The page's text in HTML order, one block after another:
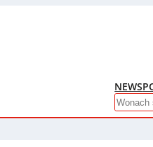
NEWS
Search